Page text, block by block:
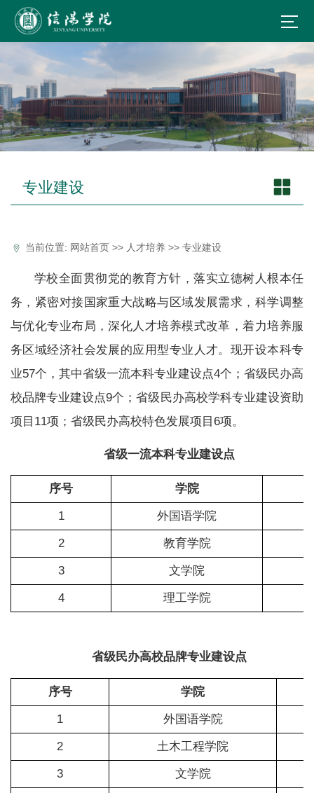
专业建设
当前位置: 网站首页 >> 人才培养 >>专业建设
学校全面贯彻党的教育方针，落实立德树人根本任
务，紧密对接国家重大战略与区域发展需求，科学调整
与优化专业布局，深化人才培养模式改革，着力培养服
务区域经济社会发展的应用型专业人才。现开设本科专
业57个，其中省级一流本科专业建设点4个；省级民办高
校品牌专业建设点9个；省级民办高校学科专业建设资助
项目11项；省级民办高校特色发展项目6项。
省级一流本科专业建设点
序号 学院
1 外国语学院
2 教育学院
3 文学院
4 理工学院
省级民办高校品牌专业建设点
序号 学院
1 外国语学院
2 土木工程学院
3 文学院